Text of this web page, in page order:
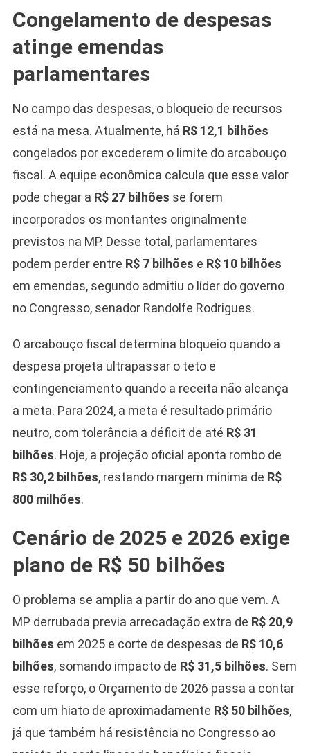
Congelamento de despesas
atinge emendas
parlamentares
No campo das despesas, o bloqueio de recursos
está na mesa. Atualmente, há R$ 12,1 bilhões
congelados por excederem o limite do arcabouço
fiscal. A equipe econômica calcula que esse valor
pode chegar a R$ 27 bilhões se forem
incorporados os montantes originalmente
previstos na MP. Desse total, parlamentares
podem perder entre R$ 7 bilhões e R$ 10 bilhões
em emendas, segundo admitiu o líder do governo
no Congresso, senador Randolfe Rodrigues.
O arcabouço fiscal determina bloqueio quando a
despesa projeta ultrapassar o teto e
contingenciamento quando a receita não alcança
a meta. Para 2024, a meta é resultado primário
neutro, com tolerância a déficit de até R$ 31
bilhões. Hoje, a projeção oficial aponta rombo de
R$ 30,2 bilhões, restando margem mínima de R$
800 milhões.
Cenário de 2025 e 2026 exige
plano de R$ 50 bilhões
O problema se amplia a partir do ano que vem. A
MP derrubada previa arrecadação extra de R$ 20,9
bilhões em 2025 e corte de despesas de R$ 10,6
bilhões, somando impacto de R$ 31,5 bilhões. Sem
esse reforço, o Orçamento de 2026 passa a contar
com um hiato de aproximadamente R$ 50 bilhões,
já que também há resistência no Congresso ao
Camiseta Camisa
Bolsonaro Presidente
10,00 S/JUROS
R$60,00R$99,00 -39%
Ver no MERCADO
LIVRE